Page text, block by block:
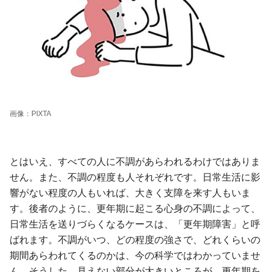
画像：PIXTA
とはいえ、すべての人に不調があらわれるわけではありま
せん。また、不調の程度も人それぞれです。日常生活に影
響がない程度の人もいれば、大きく支障を来す人もいま
す。後者のように、更年期に起こる心身の不調によって、
日常生活を送りづらくなるケースは、「更年期障害」と呼
ばれます。不調がいつ、どの程度の強さで、どれくらいの
期間あらわれてくるのかは、今の科学ではわかっていませ